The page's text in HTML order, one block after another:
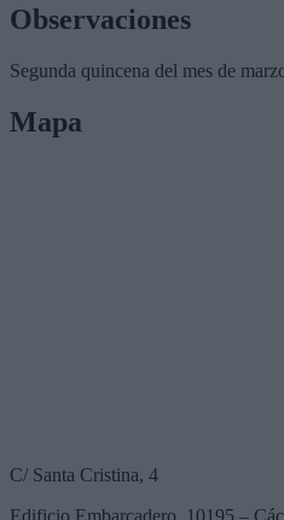
Observaciones
Segunda quincena del mes de
Mapa
C/ Santa Cristina, 4